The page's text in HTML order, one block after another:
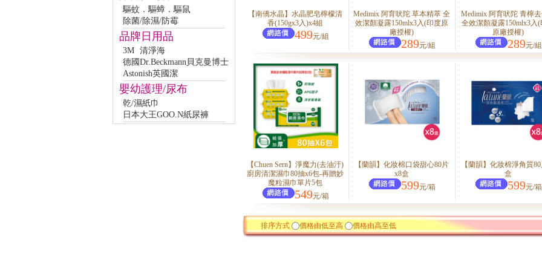
驅蚊．驅蟑．驅鼠
除菌/除濕/防霉
品牌日用品
3M 清淨海
德國Dr.Beckmann貝克曼博士
Astonish英國潔
嬰幼護理/尿布
乾/濕紙巾
日本大王GOO.N紙尿褲
【南僑水晶】水晶肥皂檸檬清
香(150gx3入)x4組
499元/組
Medimix 阿育吠陀 草本精萃 全
效潔顏凝露150mlx3入(印度原
廠授權)
289元/組
Medimix 阿育吠陀 青檸
全效潔顏凝露150mlx3入(
原廠授權)
289元/組
【Chuen Sern】淨魔力(去油汙)
廚房清潔濕巾80抽x6包-再贈妙
魔粒濕巾單片5包
549元/箱
【蘭韻】化妝棉口袋甜心80片
x8盒
599元/箱
【蘭韻】化妝棉淨角質
盒
599元/箱
排序方式 價格由低至高 價格由高至低